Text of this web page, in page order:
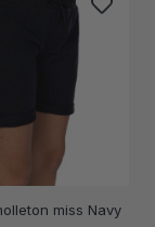
miss Navy